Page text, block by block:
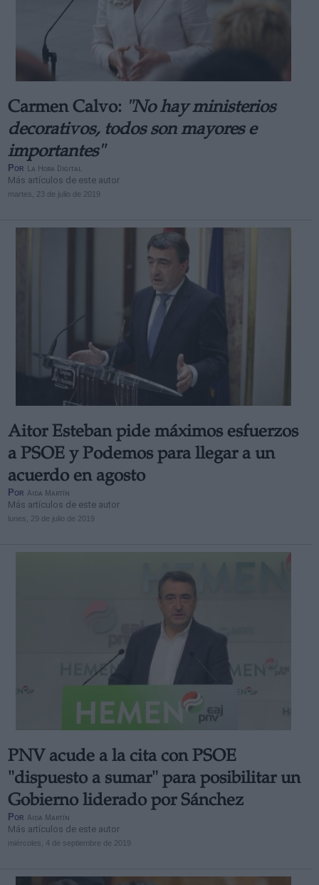
Carmen Calvo: "No hay ministerios
decorativos, todos son mayores e
importantes"
Por La Hora Digital
Más artículos de este autor
martes, 23 de julio de 2019
Aitor Esteban pide máximos esfuerzos
a PSOE y Podemos para llegar a un
acuerdo en agosto
Por Aida Martín
Más artículos de este autor
lunes, 29 de julio de 2019
PNV acude a la cita con PSOE
"dispuesto a sumar" para posibilitar un
Gobierno liderado por Sánchez
Por Aida Martín
Más artículos de este autor
miércoles, 4 de septiembre de 2019